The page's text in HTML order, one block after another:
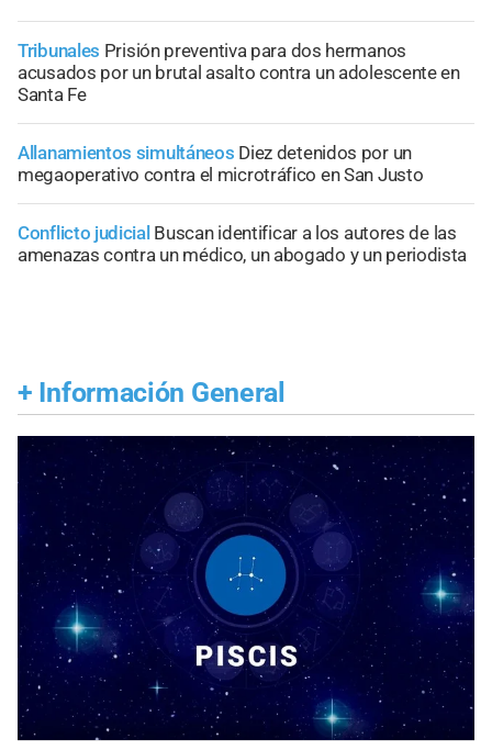
Tribunales Prisión preventiva para dos hermanos
acusados por un brutal asalto contra un adolescente en
Santa Fe
Allanamientos simultáneos Diez detenidos por un
megaoperativo contra el microtráfico en San Justo
Conflicto judicial Buscan identificar a los autores de las
amenazas contra un médico, un abogado y un periodista
+ Información General